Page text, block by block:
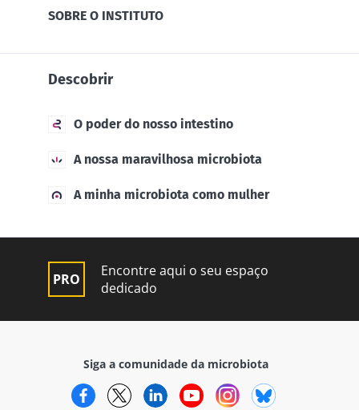
SOBRE O INSTITUTO
Descobrir
O poder do nosso intestino
A nossa maravilhosa microbiota
A minha microbiota como mulher
Encontre aqui o seu espaço
dedicado
Siga a comunidade da microbiota
FacebookTwitterLinkedInYouTubeInstagram